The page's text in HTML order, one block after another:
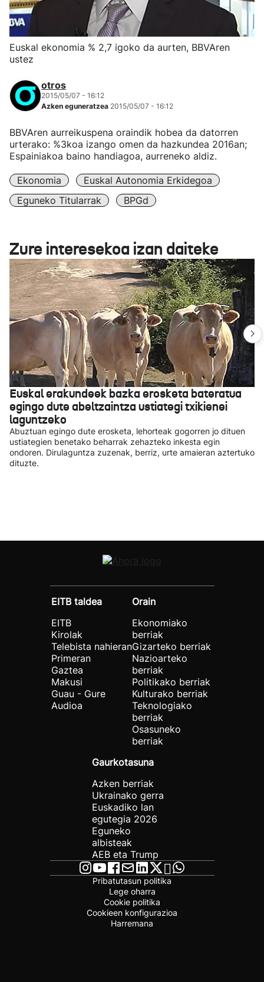
Euskal ekonomia % 2,7 igoko da aurten, BBVAren
ustez
otros
2015/05/07 - 16:12
Azken eguneratzea 2015/05/07 - 16:12
BBVAren aurreikuspena oraindik hobea da datorren
urterako: %3koa izango omen da hazkundea 2016an;
Espainiakoa baino handiagoa, aurreneko aldiz.
Ekonomia
Euskal Autonomia Erkidegoa
Eguneko Titularrak
BPGd
Zure interesekoa izan daiteke
Euskal erakundeek bazka erosketa bateratua
egingo dute abeltzaintza ustiategi txikienei
laguntzeko
Abuztuan egingo dute erosketa, lehorteak gogorren jo dituen
ustiategien benetako beharrak zehazteko inkesta egin
ondoren. Dirulaguntza zuzenak, berriz, urte amaieran aztertuko
dituzte.
EITB taldea
EITB
Kirolak
Telebista nahieran
Primeran
Gaztea
Makusi
Guau - Gure
Audioa
Orain
Ekonomiako
berriak
Gizarteko berriak
Nazioarteko
berriak
Politikako berriak
Kulturako berriak
Teknologiako
berriak
Osasuneko
berriak
Gaurkotasuna
Azken berriak
Ukrainako gerra
Euskadiko lan
egutegia 2026
Eguneko
albisteak
AEB eta Trump
Pribatutasun politika
Lege oharra
Cookie politika
Cookieen konfigurazioa
Harremana